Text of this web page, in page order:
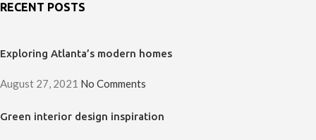
RECENT POSTS
Exploring Atlanta’s modern homes
August 27, 2021 No Comments
Green interior design inspiration